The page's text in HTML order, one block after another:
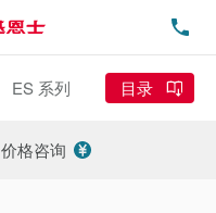
ES 系列 目录
价格咨询